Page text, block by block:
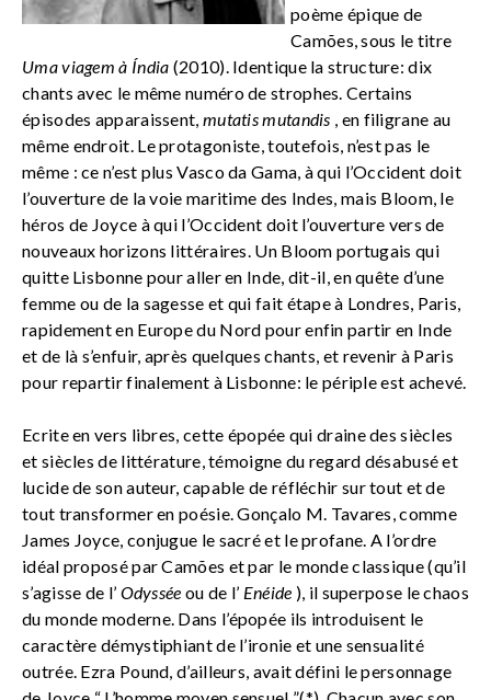
poème épique de
Camões, sous le titre
Uma viagem à Índia (2010). Identique la structure: dix
chants avec le même numéro de strophes. Certains
épisodes apparaissent, mutatis mutandis , en filigrane au
même endroit. Le protagoniste, toutefois, n’est pas le
même : ce n’est plus Vasco da Gama, à qui l’Occident doit
l’ouverture de la voie maritime des Indes, mais Bloom, le
héros de Joyce à qui l’Occident doit l’ouverture vers de
nouveaux horizons littéraires. Un Bloom portugais qui
quitte Lisbonne pour aller en Inde, dit-il, en quête d’une
femme ou de la sagesse et qui fait étape à Londres, Paris,
rapidement en Europe du Nord pour enfin partir en Inde
et de là s’enfuir, après quelques chants, et revenir à Paris
pour repartir finalement à Lisbonne: le périple est achevé.
Ecrite en vers libres, cette épopée qui draine des siècles
et siècles de littérature, témoigne du regard désabusé et
lucide de son auteur, capable de réfléchir sur tout et de
tout transformer en poésie. Gonçalo M. Tavares, comme
James Joyce, conjugue le sacré et le profane. A l’ordre
idéal proposé par Camões et par le monde classique (qu’il
s’agisse de l’ Odyssée ou de l’ Enéide ), il superpose le chaos
du monde moderne. Dans l’épopée ils introduisent le
caractère démystiphiant de l’ironie et une sensualité
outrée. Ezra Pound, d’ailleurs, avait défini le personnage